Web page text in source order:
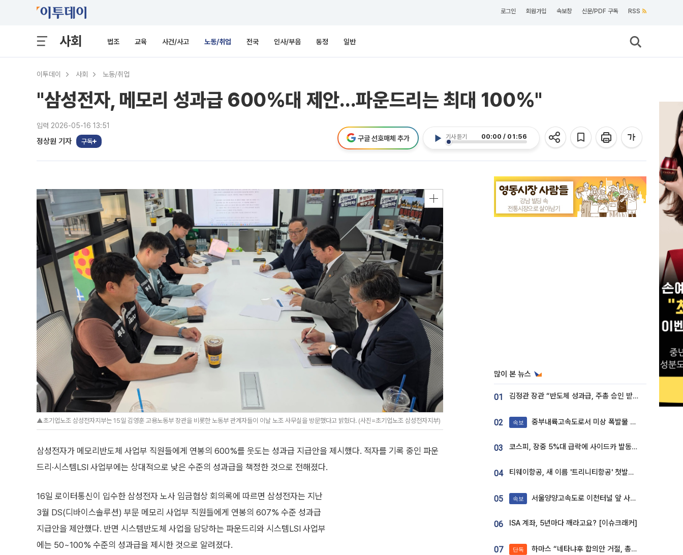
로그인 회원가입 속보창 신문/PDF 구독 RSS
사회 법조 교육 사건/사고 노동/취업 전국 인사/부음 동정 일반
이투데이 사회 노동/취업
"삼성전자, 메모리 성과급 600%대 제안…파운드리는 최대 100%"
입력 2026-05-16 13:51
정상원 기자 구독
기사 듣기 00:00 / 01:56
구글 선호매체 추가
▲초기업노조 삼성전자지부는 15일 김영훈 고용노동부 장관을 비롯한 노동부 관계자들이 이날 노조 사무실을 방문했다고 밝혔다. (사진=초기업노조 삼성전자지부)
삼성전자가 메모리반도체 사업부 직원들에게 연봉의 600%를 웃도는 성과급 지급안을 제시했다. 적자를 기록 중인 파운
드리·시스템LSI 사업부에는 상대적으로 낮은 수준의 성과급을 책정한 것으로 전해졌다.
16일 로이터통신이 입수한 삼성전자 노사 임금협상 회의록에 따르면 삼성전자는 지난
3월 DS(디바이스솔루션) 부문 메모리 사업부 직원들에게 연봉의 607% 수준 성과급
지급안을 제안했다. 반면 시스템반도체 사업을 담당하는 파운드리와 시스템LSI 사업부
에는 50~100% 수준의 성과급을 제시한 것으로 알려졌다.
많이 본 뉴스
01 김정관 장관 “반도체 성과급, 주총 승인 받도록”…상법·자본시장법 개정 시사
02 속보 중부내륙고속도로서 미상 폭발물 발견
03 코스피, 장중 5%대 급락에 사이드카 발동…삼성·SK 동반 폭락
04 티웨이항공, 새 이름 '트리니티항공' 첫발…SSC 전략 본격화
05 속보 서울양양고속도로 이천터널 앞 사고 발생
06 ISA 계좌, 5년마다 깨라고요? [이슈크래커]
07 단독 하마스 “네타냐후 합의안 거절, 총선 앞두고 시간 끌기”